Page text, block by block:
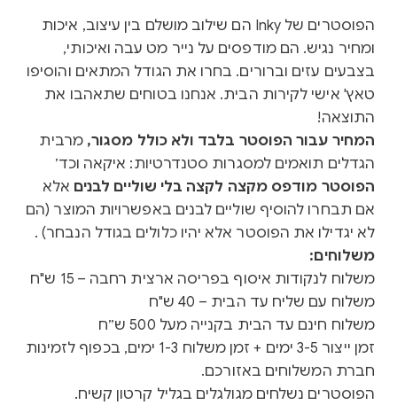
הפוסטרים של Inky הם שילוב מושלם בין עיצוב, איכות
ומחיר נגיש. הם מודפסים על נייר מט עבה ואיכותי,
בצבעים עזים וברורים. בחרו את הגודל המתאים והוסיפו
טאץ' אישי לקירות הבית. אנחנו בטוחים שתאהבו את
התוצאה!
המחיר עבור הפוסטר בלבד ולא כולל מסגור, מרבית
הגדלים תואמים למסגרות סטנדרטיות: איקאה וכד׳
הפוסטר מודפס מקצה לקצה בלי שוליים לבנים אלא
אם תבחרו להוסיף שוליים לבנים באפשרויות המוצר (הם
לא יגדילו את הפוסטר אלא יהיו כלולים בגודל הנבחר) .
משלוחים:
משלוח לנקודות איסוף בפריסה ארצית רחבה – 15 ש"ח
משלוח עם שליח עד הבית – 40 ש"ח
משלוח חינם עד הבית בקנייה מעל 500 ש״ח
זמן ייצור 3-5 ימים + זמן משלוח 1-3 ימים, בכפוף לזמינות
חברת המשלוחים באזורכם.
הפוסטרים נשלחים מגולגלים בגליל קרטון קשיח.